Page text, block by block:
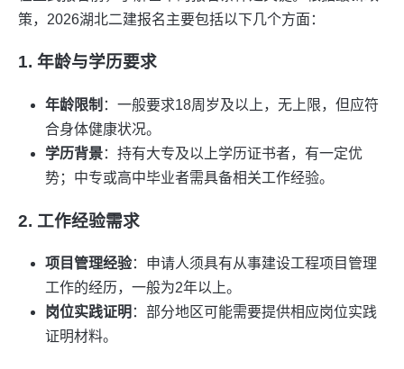
策，2026湖北二建报名主要包括以下几个方面：
1. 年龄与学历要求
年龄限制 ：一般要求18周岁及以上，无上限，但应符
合身体健康状况。
学历背景：持有大专及以上学历证书者，有一定优
势；中专或高中毕业者需具备相关工作经验。
2. 工作经验需求
项目管理经验：申请人须具有从事建设工程项目管理
工作的经历，一般为2年以上。
岗位实践证明 ：部分地区可能需要提供相应岗位实践
证明材料。